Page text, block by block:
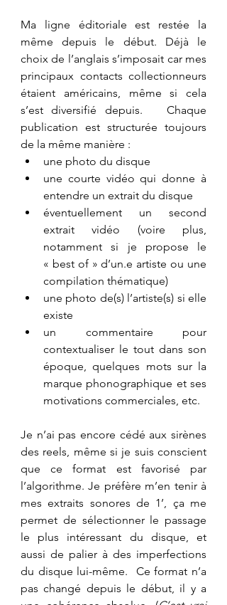
Ma ligne éditoriale est restée la
même depuis le début. Déjà le
choix de l’anglais s’imposait car mes
principaux contacts collectionneurs
étaient américains, même si cela
s’est diversifié depuis.   Chaque
publication est structurée toujours
de la même manière :
une photo du disque
une courte vidéo qui donne à
entendre un extrait du disque
éventuellement un second
extrait vidéo (voire plus,
notamment si je propose le
« best of » d’un.e artiste ou une
compilation thématique)
une photo de(s) l’artiste(s) si elle
existe
un commentaire pour
contextualiser le tout dans son
époque, quelques mots sur la
marque phonographique et ses
motivations commerciales, etc.
Je n’ai pas encore cédé aux sirènes
des reels, même si je suis conscient
que ce format est favorisé par
l’algorithme. Je préfère m’en tenir à
mes extraits sonores de 1’, ça me
permet de sélectionner le passage
le plus intéressant du disque, et
aussi de palier à des imperfections
du disque lui-même.  Ce format n’a
pas changé depuis le début, il y a